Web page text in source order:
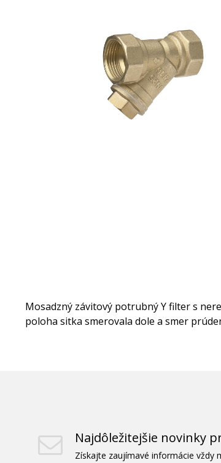
Mosadzný závitový potrubný Y filter s
poloha sitka smerovala dole a smer
Najdôležitejšie novinky
Získajte zaujímavé informácie vždy